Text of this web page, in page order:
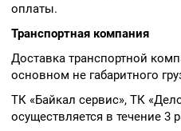
оплаты.
Транспортная компания
Доставка транспортной
основном не габаритного
ТК «Байкал сервис», ТК
осуществляется в течение 3